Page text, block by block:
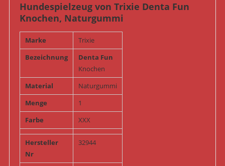
Hundespielzeug von Trixie Denta Fun
Knochen, Naturgummi
Marke
Trixie
Bezeichnung
Denta Fun
Knochen
Material
Naturgummi
Menge
1
Farbe
XXX
Hersteller
Nr
32944